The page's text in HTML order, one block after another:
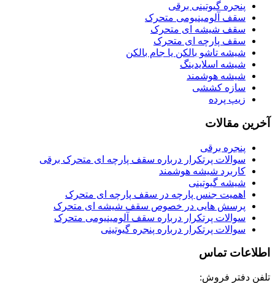
پنجره گیوتینی برقی
سقف آلومینیومی متحرک
سقف شیشه ای متحرک
سقف پارچه ای متحرک
شیشه تاشو بالکن یا جام بالکن
شیشه اسلایدینگ
شیشه هوشمند
سازه کششی
زیپ پرده
آخرین مقالات
پنجره برقی
سوالات پرتکرار درباره سقف پارچه ای متحرک برقی
کاربرد شیشه هوشمند
شیشه گیوتینی
اهمیت جنس پارچه در سقف پارچه ای متحرک
پرسش هایی در خصوص سقف شیشه ای متحرک
سوالات پرتکرار درباره سقف آلومینیومی متحرک
سوالات پرتکرار درباره پنجره گیوتینی
اطلاعات تماس
تلفن دفتر فروش: